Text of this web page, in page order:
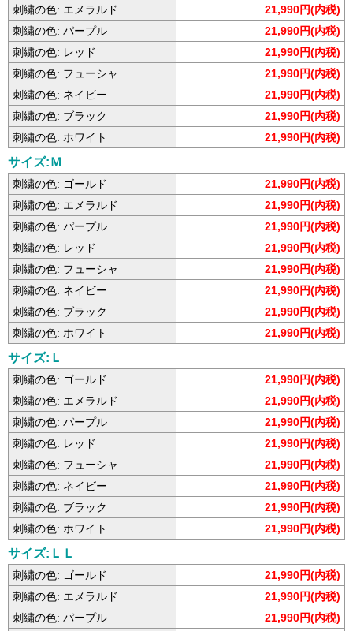
刺繍の色: エメラルド
21,990円(内税)
刺繍の色: パープル
21,990円(内税)
刺繍の色: レッド
21,990円(内税)
刺繍の色: フューシャ
21,990円(内税)
刺繍の色: ネイビー
21,990円(内税)
刺繍の色: ブラック
21,990円(内税)
刺繍の色: ホワイト
21,990円(内税)
サイズ:Ｍ
刺繍の色: ゴールド
21,990円(内税)
刺繍の色: エメラルド
21,990円(内税)
刺繍の色: パープル
21,990円(内税)
刺繍の色: レッド
21,990円(内税)
刺繍の色: フューシャ
21,990円(内税)
刺繍の色: ネイビー
21,990円(内税)
刺繍の色: ブラック
21,990円(内税)
刺繍の色: ホワイト
21,990円(内税)
サイズ:Ｌ
刺繍の色: ゴールド
21,990円(内税)
刺繍の色: エメラルド
21,990円(内税)
刺繍の色: パープル
21,990円(内税)
刺繍の色: レッド
21,990円(内税)
刺繍の色: フューシャ
21,990円(内税)
刺繍の色: ネイビー
21,990円(内税)
刺繍の色: ブラック
21,990円(内税)
刺繍の色: ホワイト
21,990円(内税)
サイズ:ＬＬ
刺繍の色: ゴールド
21,990円(内税)
刺繍の色: エメラルド
21,990円(内税)
刺繍の色: パープル
21,990円(内税)